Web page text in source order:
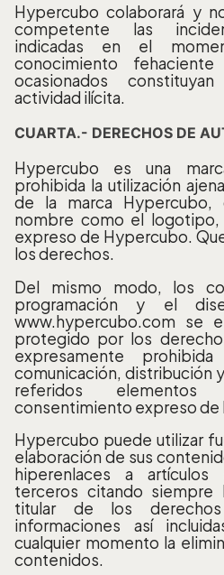
Hypercubo colaborará y
competente las
indicadas en el
conocimiento
ocasionados
actividad ilícita.
CUARTA.- DERECHOS DE
Hypercubo es una
prohibida la utilización
de la marca
nombre como el logotipo,
expreso de Hypercubo.
los derechos.
Del mismo modo, los
programación y el
www.hypercubo.com se
protegido por los
expresamente
comunicación, distribución
referidos elementos
consentimiento expreso de
Hypercubo puede utilizar
elaboración de sus
hiperenlaces a
terceros citando
titular de los
informaciones así
cualquier momento la
contenidos.